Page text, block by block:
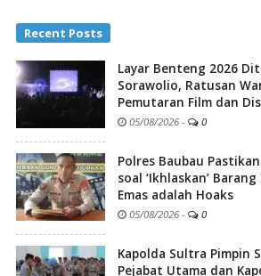
Recent Posts
Layar Benteng 2026
Sorawolio, Ratusan
Pemutaran Film dan
05/08/2026 - 0
Polres Baubau
soal ‘Ikhlaskan’
Emas adalah Hoaks
05/08/2026 - 0
Kapolda Sultra Pimpin
Pejabat Utama dan